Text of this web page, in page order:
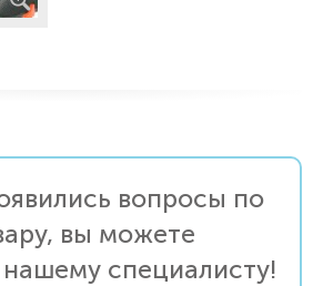
вопросы по
вы можете
нашему специалисту!